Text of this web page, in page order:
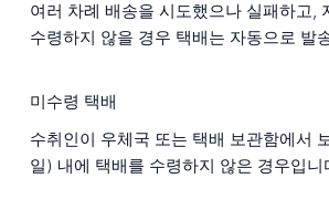
여러 차례 배송을 시도했으나 실패하고,
수령하지 않을 경우 택배는 자동으로 발
미수령 택배
수취인이 우체국 또는 택배 보관함에서
일) 내에 택배를 수령하지 않은 경우입니